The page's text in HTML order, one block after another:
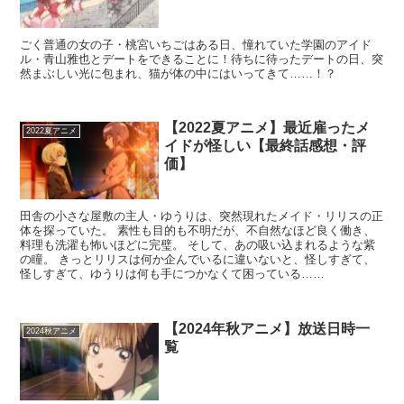
ごく普通の女の子・桃宮いちごはある日、憧れていた学園のアイド
ル・青山雅也とデートをできることに！待ちに待ったデートの日、突
然まぶしい光に包まれ、猫が体の中にはいってきて……！？
2022夏アニメ
【2022夏アニメ】最近雇ったメ
イドが怪しい【最終話感想・評
価】
田舎の小さな屋敷の主人・ゆうりは、突然現れたメイド・リリスの正
体を探っていた。 素性も目的も不明だが、不自然なほど良く働き、
料理も洗濯も怖いほどに完璧。 そして、あの吸い込まれるような紫
の瞳。 きっとリリスは何か企んでいるに違いないと、怪しすぎて、
怪しすぎて、ゆうりは何も手につかなくて困っている……
2024秋アニメ
【2024年秋アニメ】放送日時一
覧